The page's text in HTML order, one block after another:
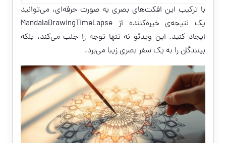
با ترکیب این افکت‌های بصری به صورت حرفه‌ای، می‌توانید
یک نتیجه‌ی خیره‌کننده از MandalaDrawingTimeLapse
ایجاد کنید. این ویدئو نه تنها توجه را جلب می‌کند، بلکه
بینندگان را به یک سفر بصری زیبا می‌برد.